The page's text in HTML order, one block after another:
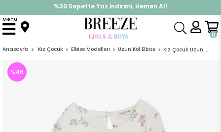
%30 Sepette Yaz İndirimi, Hemen Al!
İndirimlere ek %10 İndirimi Kap, Hemen Üye Ol!
0
Menu
Anasayfa Kız Çocuk Elbise Modelleri Uzun Kol Elbise Kız Çocuk Uzun Kollu Ebise Tüllü Çiçek Desenli Beyaz (3-4 Yaş)
%46